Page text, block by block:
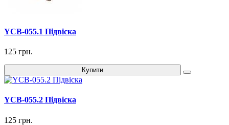
YCB-055.1 Підвіска
125 грн.
Купити
YCB-055.2 Підвіска
125 грн.